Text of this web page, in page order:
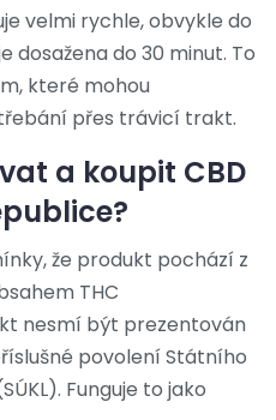
velmi rychle, obvykle do
dosažena do 30 minut. To
které mohou
přes trávicí trakt.
a koupit CBD
že produkt pochází z
THC
nesmí být prezentován
povolení Státního
Funguje to jako